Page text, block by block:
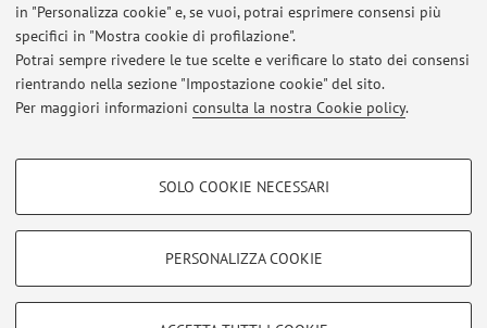
in "Personalizza cookie" e, se vuoi, potrai esprimere consensi più
specifici in "Mostra cookie di profilazione".
Potrai sempre rivedere le tue scelte e verificare lo stato dei consensi
rientrando nella sezione "Impostazione cookie" del sito.
Per maggiori informazioni consulta la nostra Cookie policy.
COOKIE DI PROFILAZIONE - FACOLTATIVI
SOLO COOKIE NECESSARI
PERSONALIZZA COOKIE
Ultimi avvisi
Al momento non sono presenti avvisi.
Area riservata
Accedi tramiteloginper gestire tutti i contenuti del sito.